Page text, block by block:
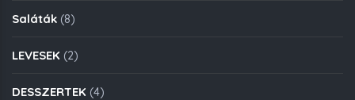
Saláták (8)
LEVESEK (2)
DESSZERTEK (4)